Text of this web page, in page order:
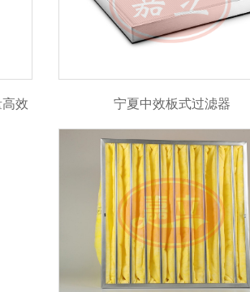
效 宁夏中效板式过滤器